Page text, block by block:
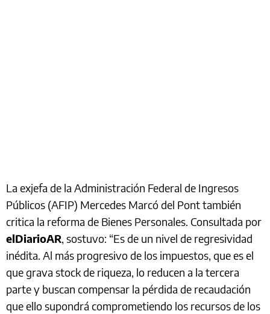
La exjefa de la Administración Federal de Ingresos
Públicos (AFIP) Mercedes Marcó del Pont también
critica la reforma de Bienes Personales. Consultada por
elDiarioAR, sostuvo: “Es de un nivel de regresividad
inédita. Al más progresivo de los impuestos, que es el
que grava stock de riqueza, lo reducen a la tercera
parte y buscan compensar la pérdida de recaudación
que ello supondrá comprometiendo los recursos de los